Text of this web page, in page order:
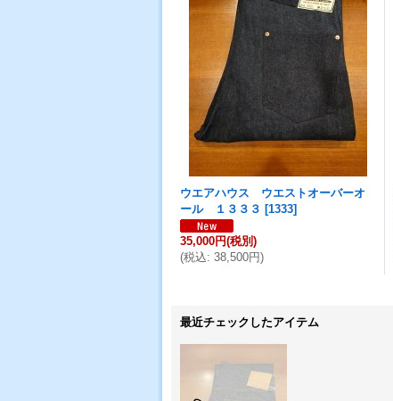
ウエアハウス ウエストオーバーオ
ール １３３３ [1333]
35,000円(税別)
(税込: 38,500円)
最近チェックしたアイテム